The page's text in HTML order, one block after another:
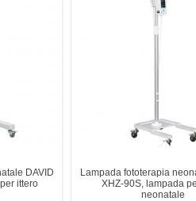
DAVID
ittero
Lampada fototerapia
XHZ-90S, lampada
neonatale